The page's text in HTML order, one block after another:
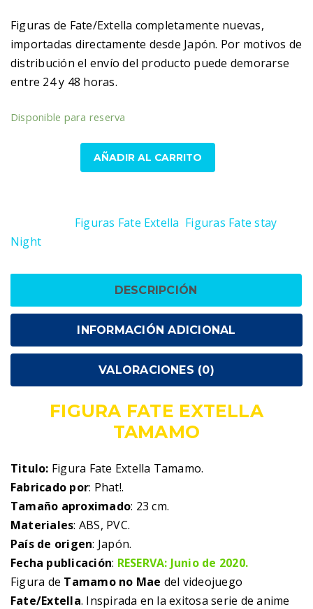
Figuras de Fate/Extella completamente nuevas,
importadas directamente desde Japón. Por motivos de
distribución el envío del producto puede demorarse
entre 24 y 48 horas.
Disponible para reserva
AÑADIR AL CARRITO
Figuras Fate Extella Figuras Fate stay
Night
DESCRIPCIÓN
INFORMACIÓN ADICIONAL
VALORACIONES (0)
FIGURA FATE EXTELLA
TAMAMO
Titulo: Figura Fate Extella Tamamo.
Fabricado por: Phat!.
Tamaño aproximado: 23 cm.
Materiales: ABS, PVC.
País de origen: Japón.
Fecha publicación: RESERVA: Junio de 2020.
Figura de Tamamo no Mae del videojuego
Fate/Extella. Inspirada en la exitosa serie de anime